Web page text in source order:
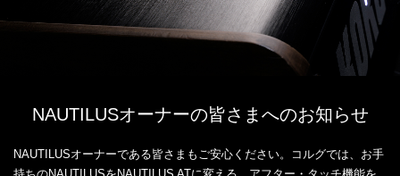
NAUTILUSオーナーの皆さまへのお知らせ
NAUTILUSオーナーである皆さまもご安心ください。コルグでは、お手